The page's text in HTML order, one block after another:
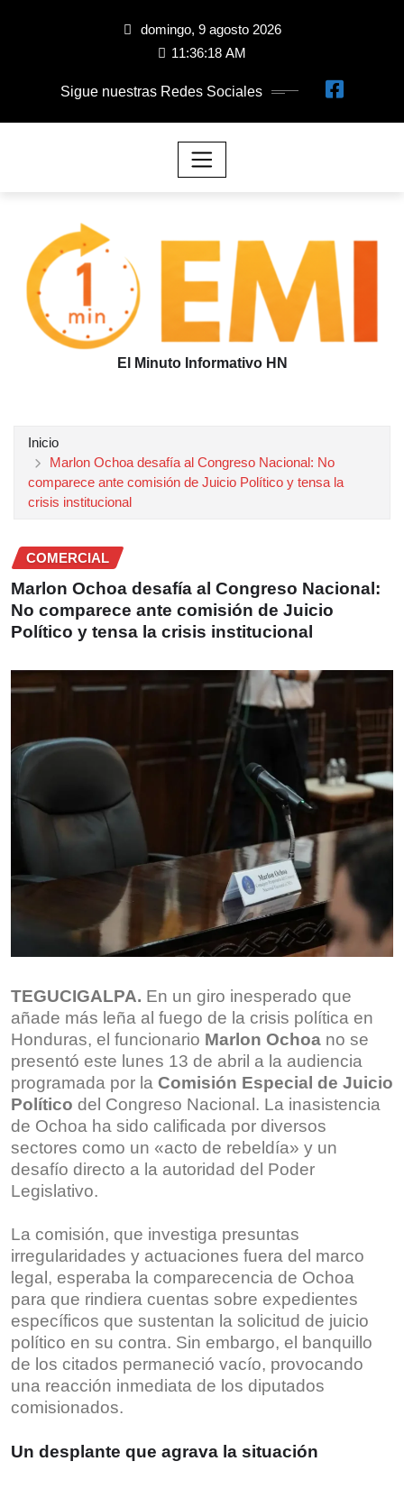
domingo, 9 agosto 2026
11:36:19 AM
Sigue nuestras Redes Sociales
El Minuto Informativo HN
Inicio
Marlon Ochoa desafía al Congreso Nacional: No
comparece ante comisión de Juicio Político y tensa la
crisis institucional
COMERCIAL
Marlon Ochoa desafía al Congreso Nacional:
No comparece ante comisión de Juicio
Político y tensa la crisis institucional
TEGUCIGALPA. En un giro inesperado que
añade más leña al fuego de la crisis política en
Honduras, el funcionario Marlon Ochoa no se
presentó este lunes 13 de abril a la audiencia
programada por la Comisión Especial de Juicio
Político del Congreso Nacional. La inasistencia
de Ochoa ha sido calificada por diversos
sectores como un «acto de rebeldía» y un
desafío directo a la autoridad del Poder
Legislativo.
La comisión, que investiga presuntas
irregularidades y actuaciones fuera del marco
legal, esperaba la comparecencia de Ochoa
para que rindiera cuentas sobre expedientes
específicos que sustentan la solicitud de juicio
político en su contra. Sin embargo, el banquillo
de los citados permaneció vacío, provocando
una reacción inmediata de los diputados
comisionados.
Un desplante que agrava la situación